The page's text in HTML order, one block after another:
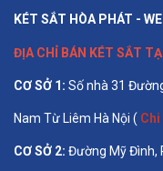
KÉT SẮT HÒA PHÁT -
ĐỊA CHỈ BÁN KÉT SẮT
CƠ SỞ 1: Số nhà 31
Nam Từ Liêm Hà Nội (
CƠ SỞ 2: Đường Mỹ Đình,